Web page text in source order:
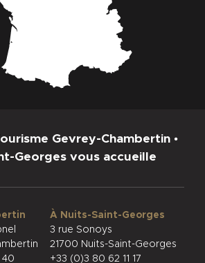
Gevrey-Chambertin •
Georges vous accueille
40
À Nuits-Saint-Georges
3 rue Sonoys
21700 Nuits-Saint-Georges
+33 (0)3 80 62 11 17